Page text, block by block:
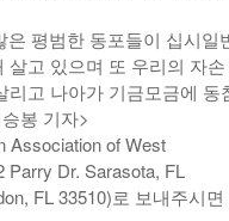
평범한 동포들이 십시일
살고 있으며 또 우리의 자손
리고 나아가 기금모금에 동
봉 기자>
Association of West
Parry Dr. Sarasota, FL
FL 33510)로 보내주시면